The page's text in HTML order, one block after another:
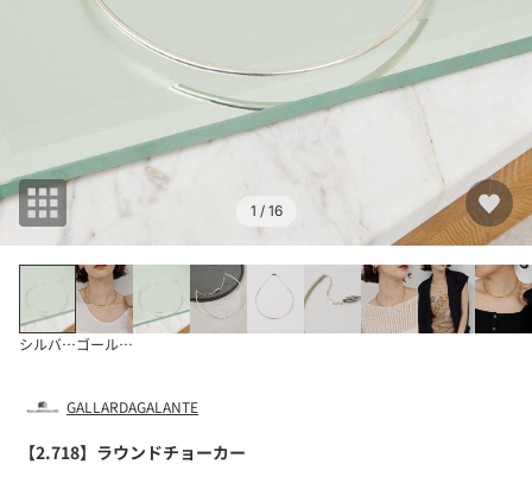
1 / 16
シルバー系ゴールド系
GALLARDAGALANTE
【2.718】ラウンドチョーカー